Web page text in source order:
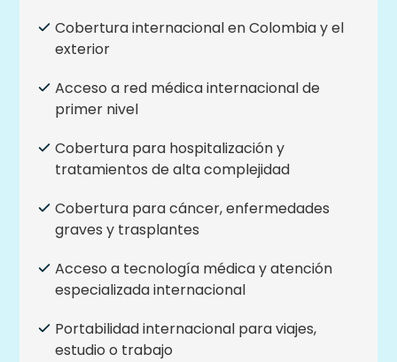
Cobertura internacional en Colombia y el
exterior
Acceso a red médica internacional de
primer nivel
Cobertura para hospitalización y
tratamientos de alta complejidad
Cobertura para cáncer, enfermedades
graves y trasplantes
Acceso a tecnología médica y atención
especializada internacional
Portabilidad internacional para viajes,
estudio o trabajo